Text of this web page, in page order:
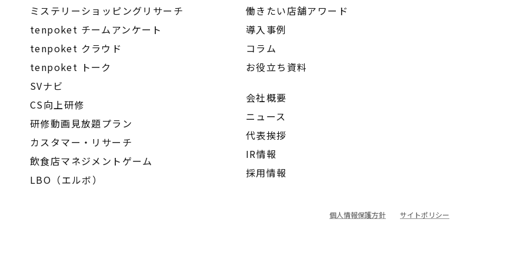
ミステリーショッピングリサーチ
tenpoket チームアンケート
tenpoket クラウド
tenpoket トーク
SVナビ
CS向上研修
研修動画見放題プラン
カスタマー・リサーチ
飲食店マネジメントゲーム
LBO（エルボ）
働きたい店舗アワード
導入事例
コラム
お役立ち資料
会社概要
ニュース
代表挨拶
IR情報
採用情報
個人情報保護方針 サイトポリシー